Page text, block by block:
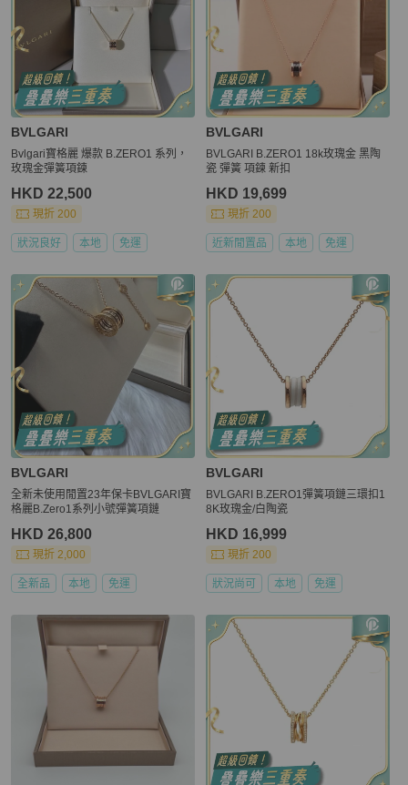
BVLGARI
Bvlgari寶格麗 爆款 B.ZERO1 系列，
玫瑰金彈簧項鍊
HKD 22,500
現折 200
狀況良好 本地 免運
BVLGARI
BVLGARI B.ZERO1 18k玫瑰金 黑陶
瓷 彈簧 項鍊 新扣
HKD 19,699
現折 200
近新閒置品 本地 免運
BVLGARI
全新未使用閒置23年保卡BVLGARI寶
格麗B.Zero1系列小號彈簧項鏈
HKD 26,800
現折 2,000
全新品 本地 免運
BVLGARI
BVLGARI B.ZERO1彈簧項鏈三環扣1
8K玫瑰金/白陶瓷
HKD 16,999
現折 200
狀況尚可 本地 免運